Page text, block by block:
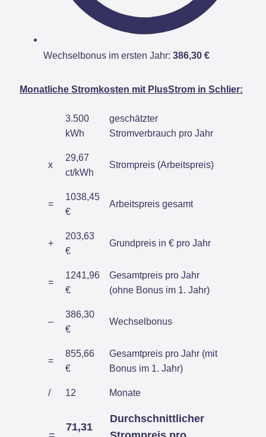
Wechselbonus im ersten Jahr: 386,30 €
Monatliche Stromkosten mit PlusStrom in Schlier:
3.500
kWh
geschätzter
Stromverbrauch pro Jahr
x
29,67
ct/kWh
Strompreis (Arbeitspreis)
=
1038,45
€
Arbeitspreis gesamt
+
203,63
€
Grundpreis in € pro Jahr
=
1241,96
€
Gesamtpreis pro Jahr
(ohne Bonus im 1. Jahr)
–
386,30
€
Wechselbonus
=
855,66
€
Gesamtpreis pro Jahr (mit
Bonus im 1. Jahr)
/ 12 Monate
71,31
Durchschnittlicher